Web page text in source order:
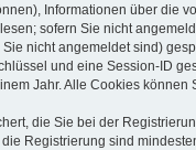
Informationen über die
sofern Sie nicht
nicht angemeldet sind)
und eine Session-ID
Jahr. Alle Cookies können
die Sie bei der
Registrierung sind